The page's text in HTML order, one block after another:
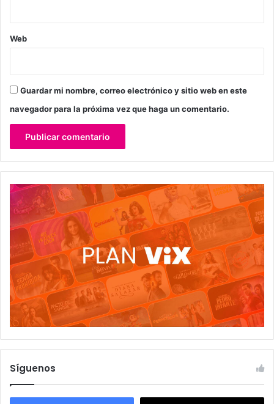
Web
Guardar mi nombre, correo electrónico y sitio web en este
navegador para la próxima vez que haga un comentario.